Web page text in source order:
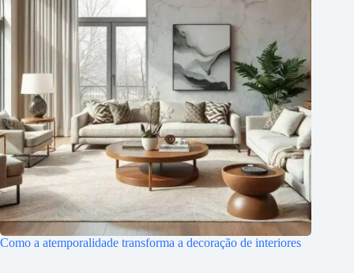
Como a atemporalidade transforma a decoração de interiores